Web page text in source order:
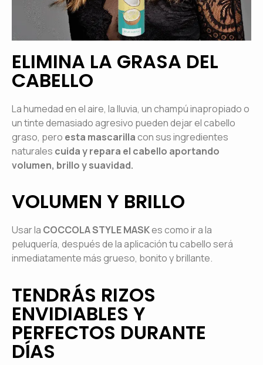
ELIMINA LA GRASA DEL
CABELLO
La humedad en el aire, la lluvia, un champú inapropiado o
un tinte demasiado agresivo pueden dejar el cabello
graso, pero esta mascarillacon sus ingredientes
naturales cuida y repara el cabello aportando
volumen, brillo y suavidad.
VOLUMEN Y BRILLO
Usar la COCCOLA STYLE MASKes como ir a la
peluquería, después de la aplicación tu cabello será
inmediatamente más grueso, bonito y brillante.
TENDRÁS RIZOS
ENVIDIABLES Y
PERFECTOS DURANTE
DÍAS